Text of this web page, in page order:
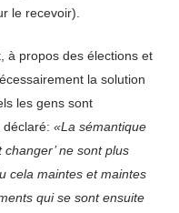
le recevoir).
à propos des élections et
la solution
les gens sont
déclaré: «La sémantique
ne sont plus
cela maintes et maintes
qui se sont ensuite